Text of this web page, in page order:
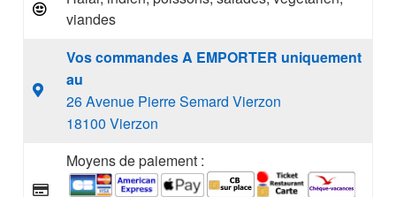
viandes
Vos commandes A EMPORTER uniquement
au
26 Avenue Pierre Semard Vierzon
18100 Vierzon
Moyens de paiement :